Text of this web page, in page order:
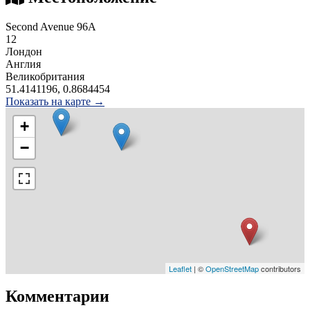
Second Avenue 96A
12
Лондон
Англия
Великобритания
51.4141196, 0.8684454
Показать на карте →
+
−
Leaflet | ©OpenStreetMapcontributors
Комментарии